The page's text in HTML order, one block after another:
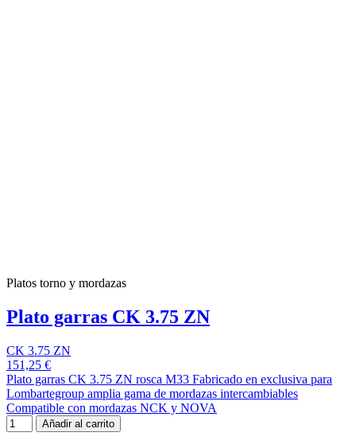
Platos torno y mordazas
Plato garras CK 3.75 ZN
CK 3.75 ZN
151,25 €
Plato garras CK 3.75 ZN rosca M33 Fabricado en exclusiva para
Lombartegroup amplia gama de mordazas intercambiables
Compatible con mordazas NCK y NOVA
Añadir al carrito